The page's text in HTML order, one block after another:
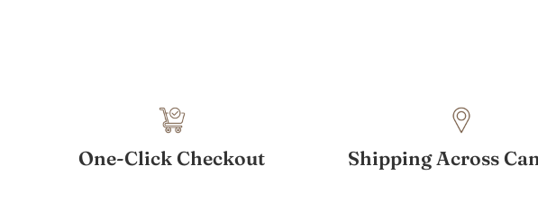
One-Click Checkout Shipping Across